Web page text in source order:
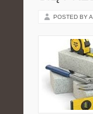
POSTED BY